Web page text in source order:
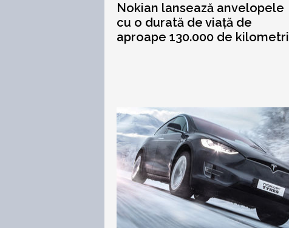
Nokian lansează anvelopele
cu o durată de viață de
aproape 130.000 de kilometri